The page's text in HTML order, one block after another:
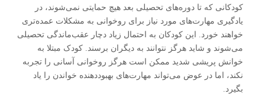
کودکانی که تا دوره‌های تحصیلی بعد هیچ حمایتی نمی‌شوند، در
یادگیری مهارت‌های مورد نیاز برای روخوانی به مشکلات عمده‌تری
خواهند خورد. این کودکان به احتمال زیاد دچار عقب‌ماندگی تحصیلی
می‌شوند و شاید هرگز نتوانند به دیگران برسند. کودک مبتلا به
خوانش‌ پریشی شدید ممکن است هرگز روخوانی آسانی را تجربه
نکند، اما در عوض می‌تواند مهارت‌های بهبوددهنده خواندن را یاد
بگیرد.